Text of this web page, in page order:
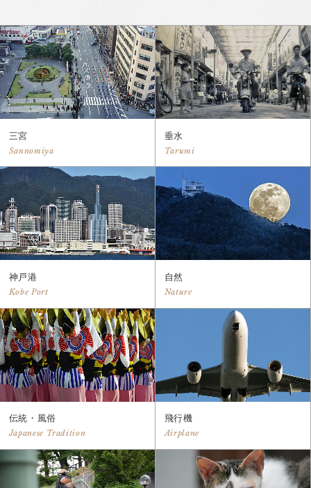
三宮
Sannomiya
垂水
Tarumi
神戸港
Kobe Port
自然
Nature
伝統・風俗
Japanese Tradition
飛行機
Airplane